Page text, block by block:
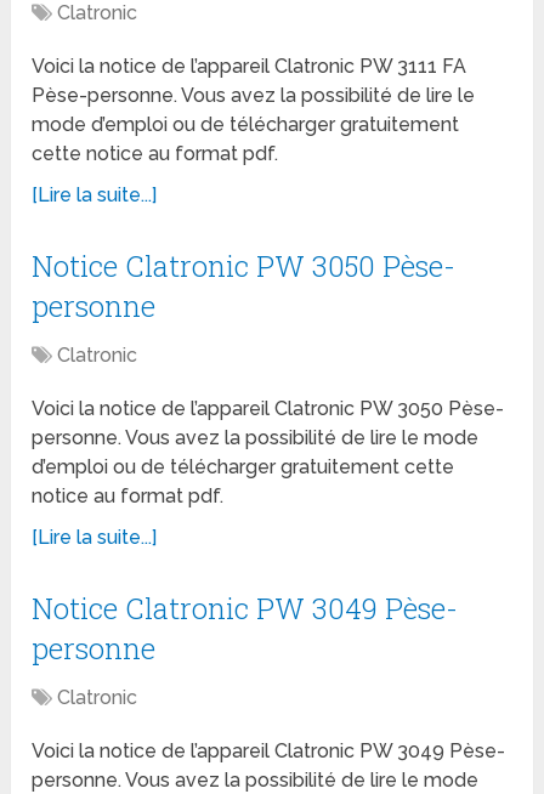
Clatronic
Voici la notice de l’appareil Clatronic PW 3111 FA
Pèse-personne. Vous avez la possibilité de lire le
mode d’emploi ou de télécharger gratuitement
cette notice au format pdf.
[Lire la suite...]
Notice Clatronic PW 3050 Pèse-
personne
Clatronic
Voici la notice de l’appareil Clatronic PW 3050 Pèse-
personne. Vous avez la possibilité de lire le mode
d’emploi ou de télécharger gratuitement cette
notice au format pdf.
[Lire la suite...]
Notice Clatronic PW 3049 Pèse-
personne
Clatronic
Voici la notice de l’appareil Clatronic PW 3049 Pèse-
personne. Vous avez la possibilité de lire le mode